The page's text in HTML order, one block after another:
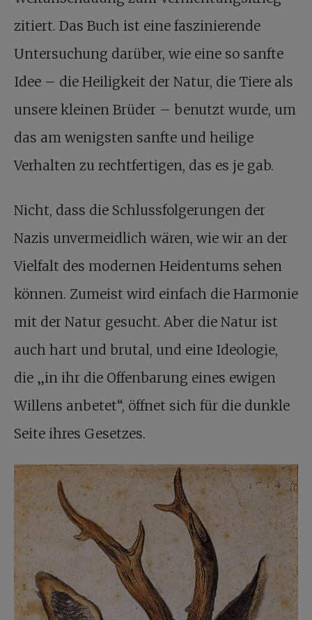
zitiert. Das Buch ist eine faszinierende
Untersuchung darüber, wie eine so sanfte
Idee – die Heiligkeit der Natur, die Tiere als
unsere kleinen Brüder – benutzt wurde, um
das am wenigsten sanfte und heilige
Verhalten zu rechtfertigen, das es je gab.
Nicht, dass die Schlussfolgerungen der
Nazis unvermeidlich wären, wie wir an der
Vielfalt des modernen Heidentums sehen
können. Zumeist wird einfach die Harmonie
mit der Natur gesucht. Aber die Natur ist
auch hart und brutal, und eine Ideologie,
die „in ihr die Offenbarung eines ewigen
Willens anbetet“, öffnet sich für die dunkle
Seite ihres Gesetzes.